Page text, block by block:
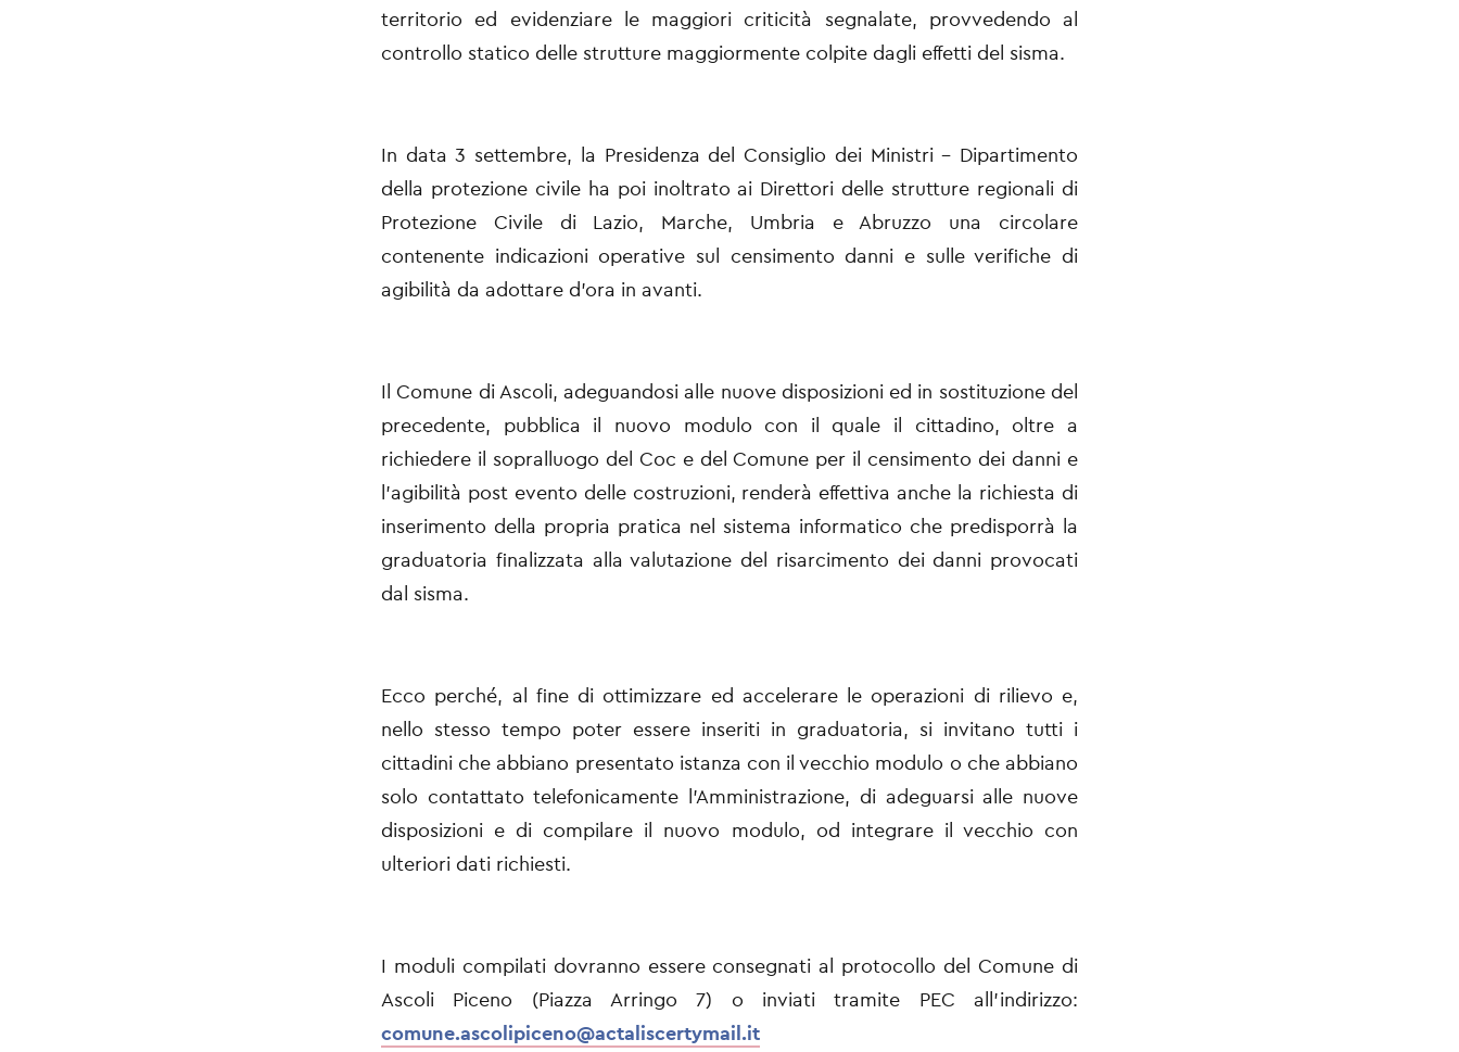
territorio ed evidenziare le maggiori criticità segnalate, provvedendo al
controllo statico delle strutture maggiormente colpite dagli effetti del sisma.
In data 3 settembre, la Presidenza del Consiglio dei Ministri - Dipartimento
della protezione civile ha poi inoltrato ai Direttori delle strutture regionali di
Protezione Civile di Lazio, Marche, Umbria e Abruzzo una circolare
contenente indicazioni operative sul censimento danni e sulle verifiche di
agibilità da adottare d’ora in avanti.
Il Comune di Ascoli, adeguandosi alle nuove disposizioni ed in sostituzione del
precedente, pubblica il nuovo modulo con il quale il cittadino, oltre a
richiedere il sopralluogo del Coc e del Comune per il censimento dei danni e
l’agibilità post evento delle costruzioni, renderà effettiva anche la richiesta di
inserimento della propria pratica nel sistema informatico che predisporrà la
graduatoria finalizzata alla valutazione del risarcimento dei danni provocati
dal sisma.
Ecco perché, al fine di ottimizzare ed accelerare le operazioni di rilievo e,
nello stesso tempo poter essere inseriti in graduatoria, si invitano tutti i
cittadini che abbiano presentato istanza con il vecchio modulo o che abbiano
solo contattato telefonicamente l’Amministrazione, di adeguarsi alle nuove
disposizioni e di compilare il nuovo modulo, od integrare il vecchio con
ulteriori dati richiesti.
I moduli compilati dovranno essere consegnati al protocollo del Comune di
Ascoli Piceno (Piazza Arringo 7) o inviati tramite PEC all’indirizzo:
comune.ascolipiceno@actaliscertymail.it